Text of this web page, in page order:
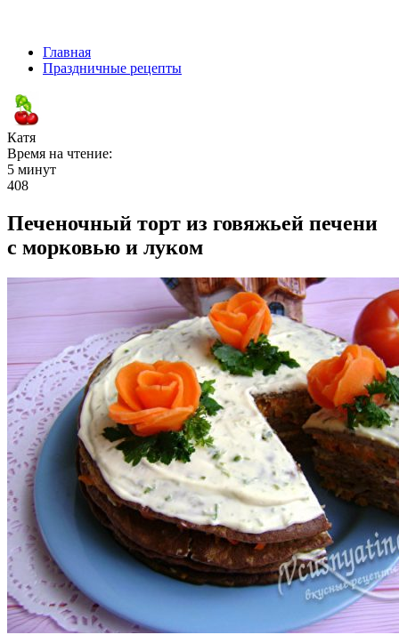
Главная
Праздничные рецепты
Катя
Время на чтение:
5 минут
408
Печеночный торт из говяжьей печени
с морковью и луком